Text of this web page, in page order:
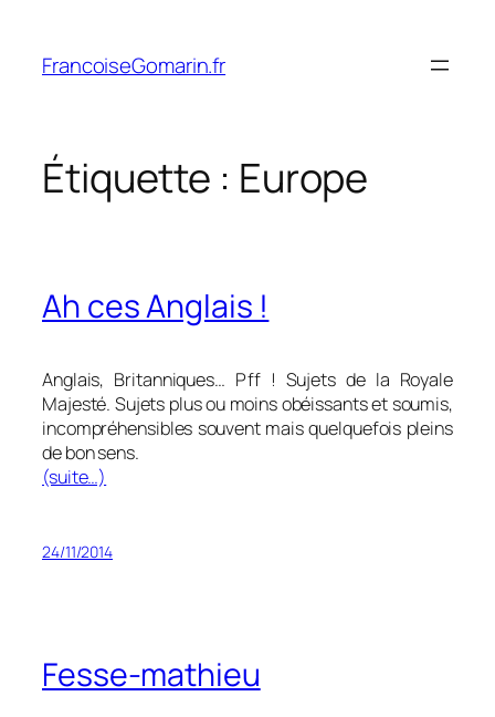
contenu
FrancoiseGomarin.fr
Étiquette : Europe
Ah ces Anglais !
Anglais, Britanniques… Pff ! Sujets de la Royale
Majesté. Sujets plus ou moins obéissants et soumis,
incompréhensibles souvent mais quelquefois pleins
de bon sens.
(suite…)
24/11/2014
Fesse-mathieu